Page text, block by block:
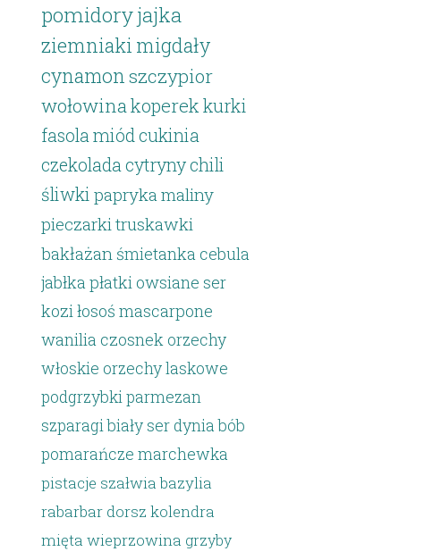
pomidoryjajka
ziemniaki migdały
cynamonszczypior
wołowinakoperek kurki
fasolamiódcukinia
czekoladacytrynychili
śliwki paprykamaliny
pieczarkitruskawki
bakłażan śmietanka cebula
jabłkapłatki owsiane ser
koziłosoś mascarpone
wanilia czosnek orzechy
włoskie orzechy laskowe
podgrzybkiparmezan
szparagibiały ser dynia bób
pomarańcze marchewka
pistacje szałwia bazylia
rabarbar dorsz kolendra
mięta wieprzowina grzyby